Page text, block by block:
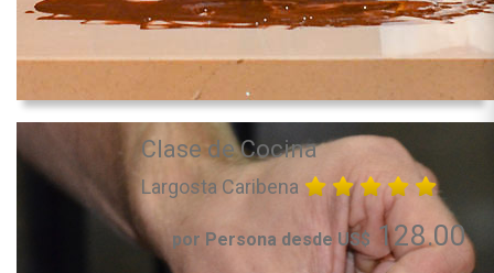
Clase de Cocina
Largosta Caribena
por Persona desde US$ 128.00